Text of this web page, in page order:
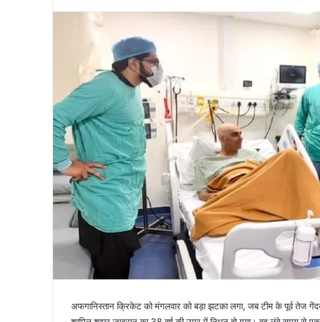
अफगानिस्तान क्रिकेट को मंगलवार को बड़ा झटका लगा, जब टीम के पूर्व तेज